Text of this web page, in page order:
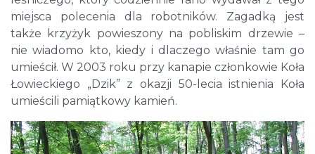
miejsca polecenia dla robotników. Zagadką jest
także krzyżyk powieszony na pobliskim drzewie –
nie wiadomo kto, kiedy i dlaczego właśnie tam go
umieścił. W 2003 roku przy kanapie członkowie Koła
Łowieckiego „Dzik” z okazji 50-lecia istnienia Koła
umieścili pamiątkowy kamień.